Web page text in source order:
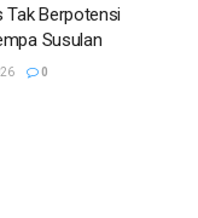
Tak Berpotensi
Susulan
0